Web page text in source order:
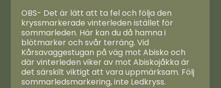
OBS- Det är lätt att ta fel och följa den
kryssmarkerade vinterleden istället för
sommarleden. Här kan du då hamna i
blötmarker och svår terräng. Vid
Kårsavaggestugan på väg mot Abisko och
där vinterleden viker av mot Abiskojåkka är
det särskilt viktigt att vara uppmärksam. Följ
sommarledsmarkering, inte Ledkryss.